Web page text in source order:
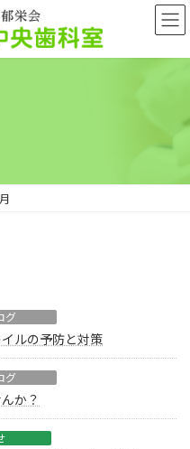
グ
ルの予防と対策
グ
か？